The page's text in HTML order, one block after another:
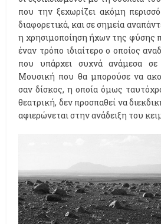
που την ξεχωρίζει ακόμη
διαφορετικά, και σε σημεία
η χρησιμοποίηση ήχων της φύσης
έναν τρόπο ιδιαίτερο ο οποίος
που υπάρχει συχνά ανάμεσα
Μουσική που θα μπορούσε να
σαν δίσκος, η οποία όμως
θεατρική, δεν προσπαθεί να
αφιερώνεται στην ανάδειξη του